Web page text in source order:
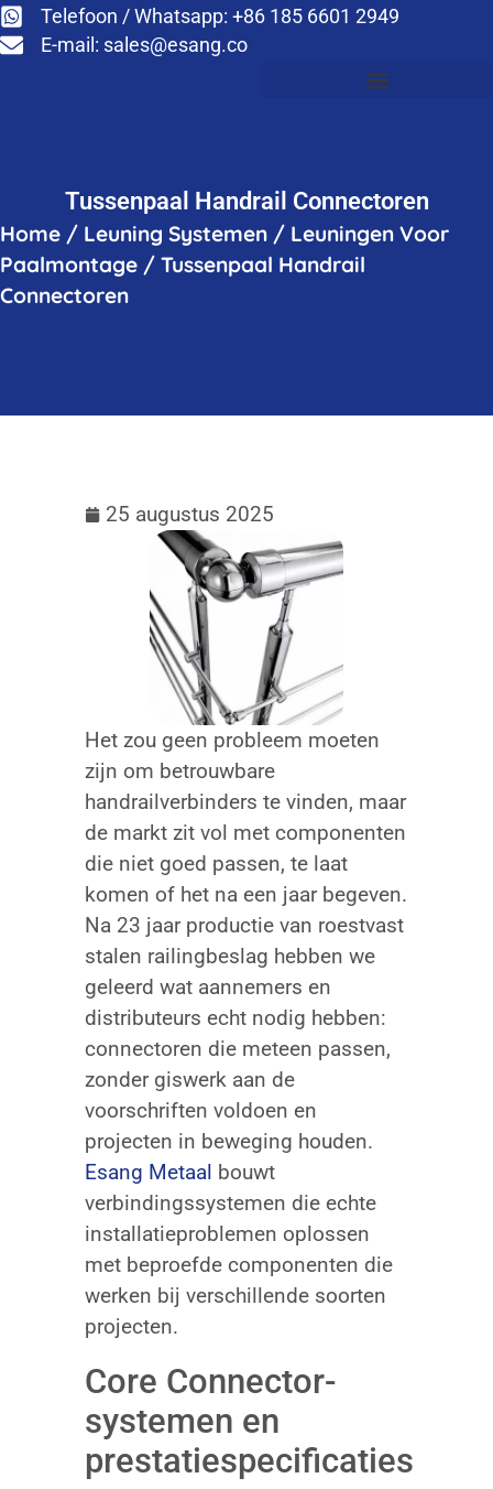
Telefoon / Whatsapp: +86 185 6601 2949
E-mail: sales@esang.co
Tussenpaal Handrail Connectoren
Home / Leuning Systemen / Leuningen Voor
Paalmontage / Tussenpaal Handrail
Connectoren
25 augustus 2025
Het zou geen probleem moeten
zijn om betrouwbare
handrailverbinders te vinden, maar
de markt zit vol met componenten
die niet goed passen, te laat
komen of het na een jaar begeven.
Na 23 jaar productie van roestvast
stalen railingbeslag hebben we
geleerd wat aannemers en
distributeurs echt nodig hebben:
connectoren die meteen passen,
zonder giswerk aan de
voorschriften voldoen en
projecten in beweging houden.
Esang Metaal bouwt
verbindingssystemen die echte
installatieproblemen oplossen
met beproefde componenten die
werken bij verschillende soorten
projecten.
Core Connector-
systemen en
prestatiespecificaties